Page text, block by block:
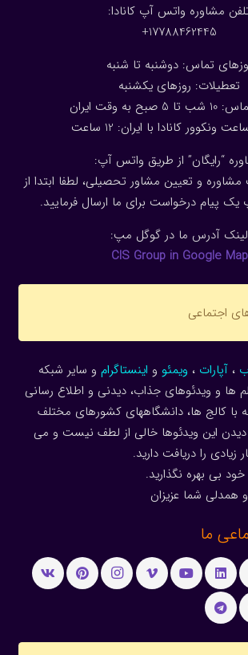
مشاوره واتس آپ کانادا:
17788462445+
تماس: دوشنبه تا شنبه
تعطیلات: روزهای یکشنبه
به وقت ایران
ونکوور کانادا با ایران: 1 2 ساعت
“رایگان” از طریق واتس آپ:
و تعیین مشاور تحصیلی، لطفا ابتدا از
پیام درخواست برای ما ارسال فرمایید.
لینک آدرس ما در گوگل مپ:
CIS Group in Google Map
اجتماعی
، آپارات ، ویمئو و اینستاگرام و سایر شبکه
ها و ویدئوهای جذاب، دیدنی و اطلاع رسانی
با کالج ها، دانشگاههای کشورهای مختلف
دیدن این ویدئوها خالی از لطف نیست و می
زیادی را دریافت دارید.
بی بهره نگذارید.
همدلی شما عزیزان
ما